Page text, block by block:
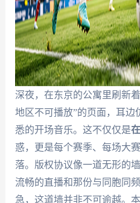
深夜，在东京的公寓里刷新
地区不可播放”的页面，耳边
悉的开场音乐。这不仅仅是
惑，更是每个赛季、每场大
落。版权协议像一道无形的
流畅的直播和那份与同胞同
急，这道墙并非不可逾越。